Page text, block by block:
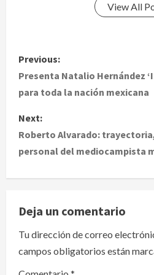
View All
P
o
s
t
n
a
v
i
g
Previous:
Presenta Natalio Hernández
para toda la nación mexicana
Next:
Roberto Alvarado:
personal del mediocampista
Deja un comentario
Tu dirección de correo
campos obligatorios están